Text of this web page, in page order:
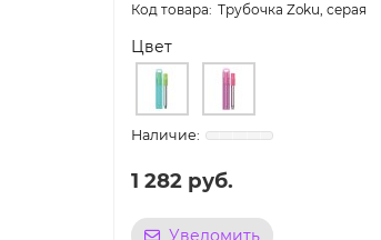
Трубочка Zoku, серая
Цвет
1 282 руб.
Уведомить